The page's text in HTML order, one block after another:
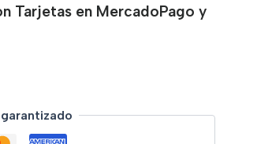
Tarjetas en MercadoPago y